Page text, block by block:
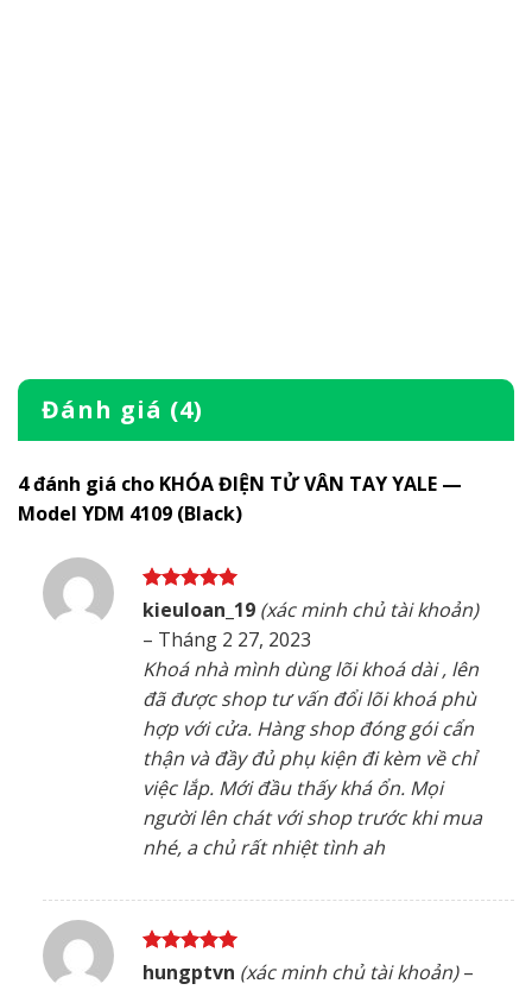
Đánh giá (4)
4 đánh giá cho KHÓA ĐIỆN TỬ VÂN TAY YALE —
Model YDM 4109 (Black)
Được xếp
sao
kieuloan_19 (xác minh chủ tài khoản)
– Tháng 2 27, 2023
Khoá nhà mình dùng lõi khoá dài , lên
đã được shop tư vấn đổi lõi khoá phù
hợp với cửa. Hàng shop đóng gói cẩn
thận và đầy đủ phụ kiện đi kèm về chỉ
việc lắp. Mới đầu thấy khá ổn. Mọi
người lên chát với shop trước khi mua
nhé, a chủ rất nhiệt tình ah
Được xếp
hungptvn (xác minh chủ tài khoản) –